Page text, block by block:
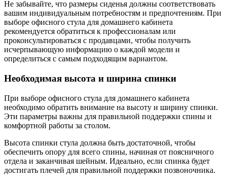
Не забывайте, что размеры сиденья должны соответствовать
вашим индивидуальным потребностям и предпочтениям. При
выборе офисного стула для домашнего кабинета
рекомендуется обратиться к профессионалам или
проконсультироваться с продавцами, чтобы получить
исчерпывающую информацию о каждой модели и
определиться с самым подходящим вариантом.
Необходимая высота и ширина спинки
При выборе офисного стула для домашнего кабинета
необходимо обратить внимание на высоту и ширину спинки.
Эти параметры важны для правильной поддержки спины и
комфортной работы за столом.
Высота спинки стула должна быть достаточной, чтобы
обеспечить опору для всего спины, начиная от поясничного
отдела и заканчивая шейным. Идеально, если спинка будет
достигать плечей для правильной поддержки позвоночника.